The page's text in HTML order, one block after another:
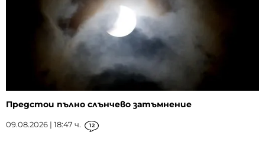
Предстои пълно слънчево затъмнение
09.08.2026 | 18:47 ч. 12